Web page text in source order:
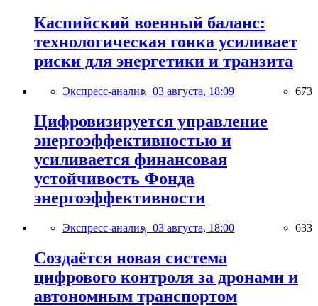
Каспийский военный баланс:
технологическая гонка усиливает
риски для энергетики и транзита
Экспресс-анализ, 03 августа, 18:09 673
Цифровизируется управление
энергоэффективностью и
усиливается финансовая
устойчивость Фонда
энергоэффективности
Экспресс-анализ, 03 августа, 18:00 633
Создаётся новая система
цифрового контроля за дронами и
автономным транспортом